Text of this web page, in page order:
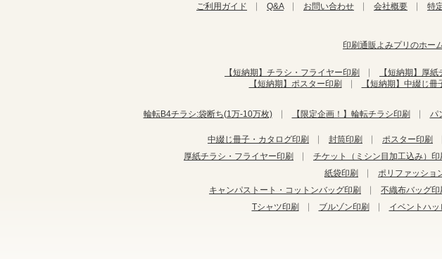
ご利用ガイド Q&A お問い合わせ 会社概要 特
印刷通販よみプリのホー
【短納期】チラシ・フライヤー印刷 【短納期】厚
【短納期】ポスター印刷
【短納期】中綴じ
輪転B4チラシ:袋断ち(1万-10万枚) 【限定企画！】輪転チラシ印刷 パ
中綴じ冊子・カタログ印刷
封筒印刷 ポスター印刷
厚紙チラシ・フライヤー印刷
チケット（ミシン目加工込み）印
紙袋印刷
ポリファッショ
キャンパストート・コットンバッグ印刷
不織布バッグ印
Tシャツ印刷
ブルゾン印刷 イベントハッ